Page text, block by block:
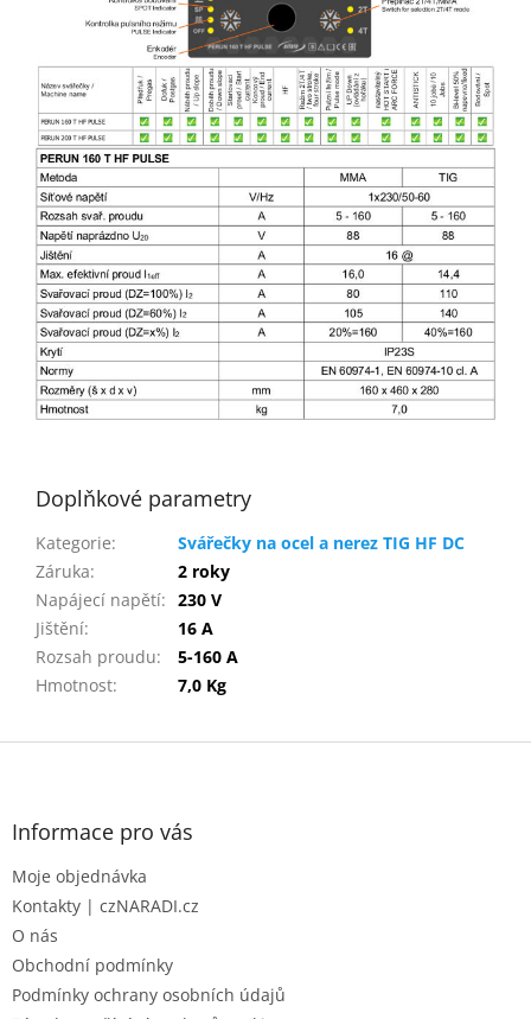
Doplňkové parametry
Kategorie:
Svářečky na ocel a nerez TIG HF DC
Záruka:
2 roky
Napájecí napětí: 230 V
Jištění:
16 A
Rozsah proudu:
5-160 A
Hmotnost: 7,0 Kg
Z
Informace pro vás
Moje objednávka
Kontakty | czNARADI.cz
O nás
Obchodní podmínky
Podmínky ochrany osobních údajů